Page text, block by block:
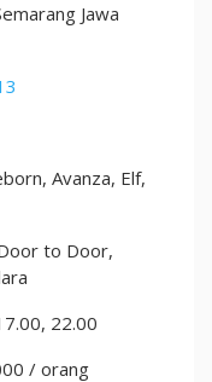
Jawa
Avanza, Elf,
to Door,
22.00
/ orang